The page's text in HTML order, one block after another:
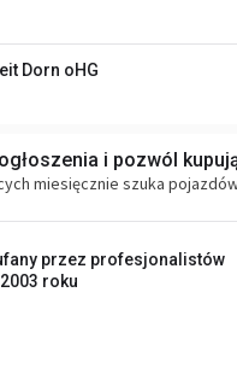
Dorn oHG
i pozwól
miesięcznie szuka
przez profesjonalistów
roku